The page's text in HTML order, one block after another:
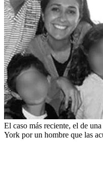
El caso más reciente, el de
York por un hombre que las